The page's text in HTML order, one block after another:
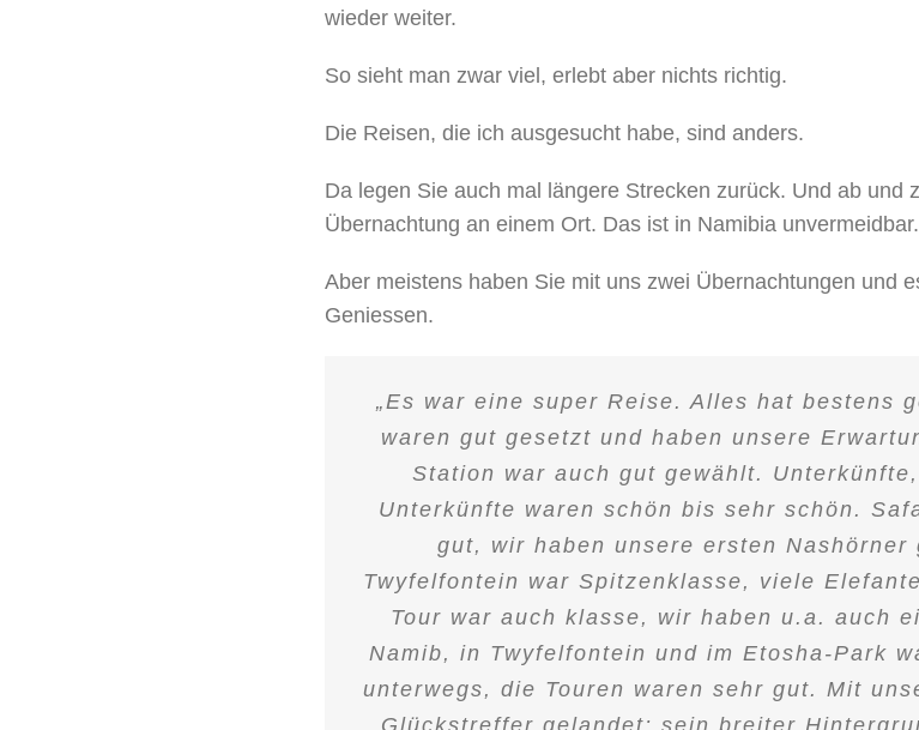
wieder weiter.
So sieht man zwar viel, erlebt aber nichts richtig.
Die Reisen, die ich ausgesucht habe, sind anders.
Da legen Sie auch mal längere Strecken zurück. Und ab und
Übernachtung an einem Ort. Das ist in Namibia unvermeidbar.
Aber meistens haben Sie mit uns zwei Übernachtungen und
Geniessen.
„Es war eine super Reise. Alles hat bestens
waren gut gesetzt und haben unsere
Station war auch gut gewählt.
Unterkünfte waren schön bis sehr schön.
gut, wir haben unsere ersten Nashörner
Twyfelfontein war Spitzenklasse, viele
Tour war auch klasse, wir haben u.a. auch
Namib, in Twyfelfontein und im Etosha-Park
unterwegs, die Touren waren sehr gut. Mit
Glückstreffer gelandet: sein breiter